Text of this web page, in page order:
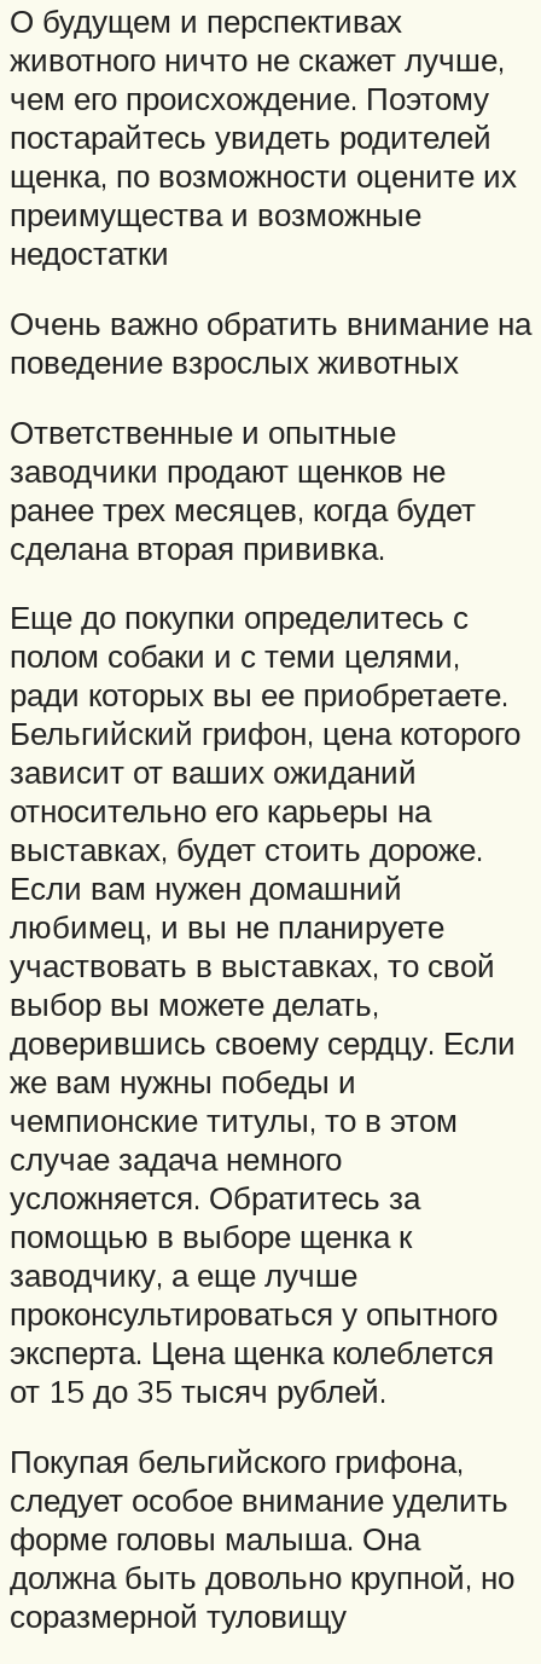
О будущем и перспективах
животного ничто не скажет лучше,
чем его происхождение. Поэтому
постарайтесь увидеть родителей
щенка, по возможности оцените их
преимущества и возможные
недостатки
Очень важно обратить внимание на
поведение взрослых животных
Ответственные и опытные
заводчики продают щенков не
ранее трех месяцев, когда будет
сделана вторая прививка.
Еще до покупки определитесь с
полом собаки и с теми целями,
ради которых вы ее приобретаете.
Бельгийский грифон, цена которого
зависит от ваших ожиданий
относительно его карьеры на
выставках, будет стоить дороже.
Если вам нужен домашний
любимец, и вы не планируете
участвовать в выставках, то свой
выбор вы можете делать,
доверившись своему сердцу. Если
же вам нужны победы и
чемпионские титулы, то в этом
случае задача немного
усложняется. Обратитесь за
помощью в выборе щенка к
заводчику, а еще лучше
проконсультироваться у опытного
эксперта. Цена щенка колеблется
от 15 до 35 тысяч рублей.
Покупая бельгийского грифона,
следует особое внимание уделить
форме головы малыша. Она
должна быть довольно крупной, но
соразмерной туловищу